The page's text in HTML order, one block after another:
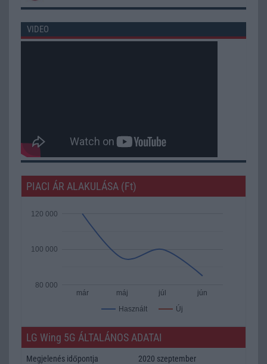
VIDEO
PIACI ÁR ALAKULÁSA (Ft)
Használt Új
már máj júl jún
80 000
100 000
120 000
LG Wing 5G ÁLTALÁNOS ADATAI
Megjelenés időpontja 2020 szeptember